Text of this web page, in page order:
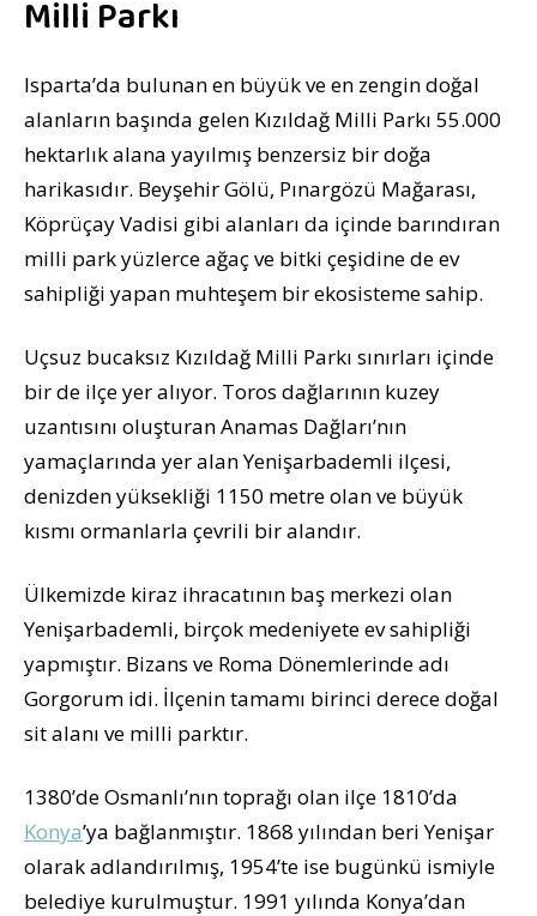
Milli Parkı
Isparta’da bulunan en büyük ve en zengin doğal
alanların başında gelen Kızıldağ Milli Parkı 55.000
hektarlık alana yayılmış benzersiz bir doğa
harikasıdır. Beyşehir Gölü, Pınargözü Mağarası,
Köprüçay Vadisi gibi alanları da içinde barındıran
milli park yüzlerce ağaç ve bitki çeşidine de ev
sahipliği yapan muhteşem bir ekosisteme sahip.
Uçsuz bucaksız Kızıldağ Milli Parkı sınırları içinde
bir de ilçe yer alıyor. Toros dağlarının kuzey
uzantısını oluşturan Anamas Dağları’nın
yamaçlarında yer alan Yenişarbademli ilçesi,
denizden yüksekliği 1150 metre olan ve büyük
kısmı ormanlarla çevrili bir alandır.
Ülkemizde kiraz ihracatının baş merkezi olan
Yenişarbademli, birçok medeniyete ev sahipliği
yapmıştır. Bizans ve Roma Dönemlerinde adı
Gorgorum idi. İlçenin tamamı birinci derece doğal
sit alanı ve milli parktır.
1380’de Osmanlı’nın toprağı olan ilçe 1810’da
Konya’ya bağlanmıştır. 1868 yılından beri Yenişar
olarak adlandırılmış, 1954’te ise bugünkü ismiyle
belediye kurulmuştur. 1991 yılında Konya’dan